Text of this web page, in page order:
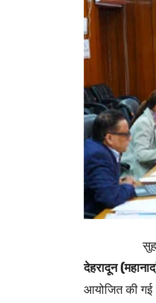
देहरादून
आयोजित की